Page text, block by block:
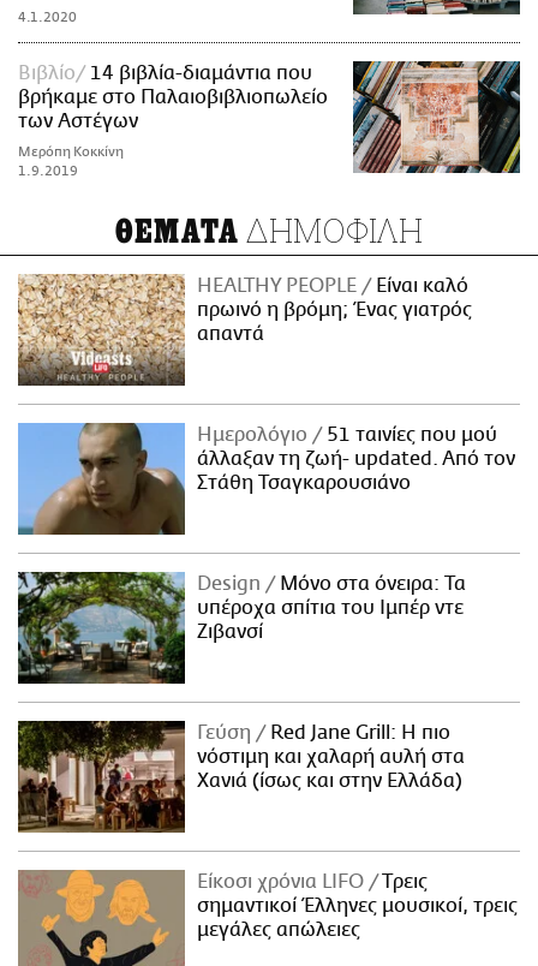
4.1.2020
Βιβλίο
14 βιβλία-διαμάντια που
βρήκαμε στο Παλαιοβιβλιοπωλείο
των Αστέγων
Μερόπη Κοκκίνη
1.9.2019
ΘΕΜΑΤΑ ΔΗΜΟΦΙΛΗ
HEALTHY PEOPLE
Είναι καλό
πρωινό η βρόμη; Ένας γιατρός
απαντά
Ημερολόγιο
51 ταινίες που μού
άλλαξαν τη ζωή- updated. Aπό τον
Στάθη Τσαγκαρουσιάνο
Design
Μόνο στα όνειρα: Τα
υπέροχα σπίτια του Ιμπέρ ντε
Ζιβανσί
Γεύση
Red Jane Grill: Η πιο
νόστιμη και χαλαρή αυλή στα
Χανιά (ίσως και στην Ελλάδα)
Είκοσι χρόνια LIFO
Tρεις
σημαντικοί Έλληνες μουσικοί, τρεις
μεγάλες απώλειες